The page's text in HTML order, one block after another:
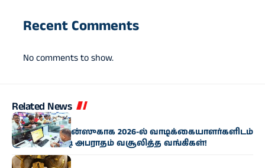
Recent Comments
No comments to show.
Related News
வணிகம்
மினிமம் பேலன்ஸுகாக 2026-ல் வாடிக்கையாளர்களிடம்
ரூ.7,000 கோடி அபராதம் வசூலித்த வங்கிகள்!
வணிகம்